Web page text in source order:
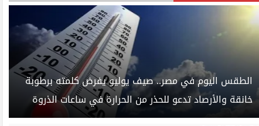
الطقس اليوم في مصر.. صيف يوليو يفرض كلمته برطوبة
خانقة والأرصاد تدعو للحذر من الحرارة في ساعات الذروة